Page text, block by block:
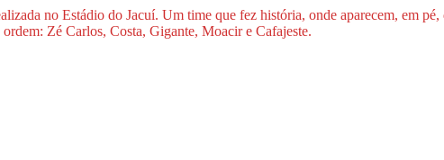
no Estádio do Jacuí. Um time que fez história, onde aparecem, em pé,
Zé Carlos, Costa, Gigante, Moacir e Cafajeste.